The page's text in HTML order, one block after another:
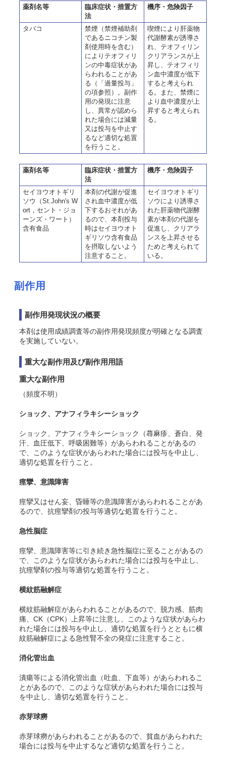
薬剤名等
臨床症状・措置方
法
機序・危険因子
タバコ
禁煙（禁煙補助剤
であるニコチン製
剤使用時を含む）
によりテオフィリ
ンの中毒症状があ
らわれることがあ
る（「過量投与」
の項参照）。副作
用の発現に注意
し、異常が認めら
れた場合には減量
又は投与を中止す
るなど適切な処置
を行うこと。
喫煙により肝薬物
代謝酵素が誘導さ
れ、テオフィリン
クリアランスが上
昇し、テオフィリ
ン血中濃度が低下
すると考えられ
る。また、禁煙に
より血中濃度が上
昇すると考えられ
る。
薬剤名等
臨床症状・措置方
法
機序・危険因子
セイヨウオトギリ
ソウ（St.John's W
ort，セント・ジョ
ーンズ・ワート）
含有食品
本剤の代謝が促進
され血中濃度が低
下するおそれがあ
るので、本剤投与
時はセイヨウオト
ギリソウ含有食品
を摂取しないよう
注意すること。
セイヨウオトギリ
ソウにより誘導さ
れた肝薬物代謝酵
素が本剤の代謝を
促進し、クリアラ
ンスを上昇させる
ためと考えられて
いる。
副作用
副作用発現状況の概要
本剤は使用成績調査等の副作用発現頻度が明確となる調査
を実施していない。
重大な副作用及び副作用用語
重大な副作用
（頻度不明）
ショック、アナフィラキシーショック
ショック、アナフィラキシーショック（蕁麻疹、蒼白、発
汗、血圧低下、呼吸困難等）があらわれることがあるの
で、このような症状があらわれた場合には投与を中止し、
適切な処置を行うこと。
痙攣、意識障害
痙攣又はせん妄、昏睡等の意識障害があらわれることがあ
るので、抗痙攣剤の投与等適切な処置を行うこと。
急性脳症
痙攣、意識障害等に引き続き急性脳症に至ることがあるの
で、このような症状があらわれた場合には投与を中止し、
抗痙攣剤の投与等適切な処置を行うこと。
横紋筋融解症
横紋筋融解症があらわれることがあるので、脱力感、筋肉
痛、CK（CPK）上昇等に注意し、このような症状があらわ
れた場合には投与を中止し、適切な処置を行うとともに横
紋筋融解症による急性腎不全の発症に注意すること。
消化管出血
潰瘍等による消化管出血（吐血、下血等）があらわれるこ
とがあるので、このような症状があらわれた場合には投与
を中止し、適切な処置を行うこと。
赤芽球癆
赤芽球癆があらわれることがあるので、貧血があらわれた
場合には投与を中止するなど適切な処置を行うこと。